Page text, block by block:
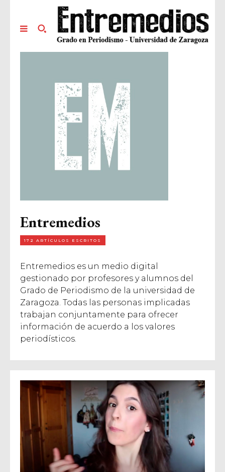
Entremedios
172 ARTÍCULOS ESCRITOS
Entremedios es un medio digital
gestionado por profesores y alumnos del
Grado de Periodismo de la universidad de
Zaragoza. Todas las personas implicadas
trabajan conjuntamente para ofrecer
información de acuerdo a los valores
periodísticos.